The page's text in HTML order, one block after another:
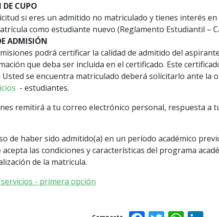
CUPO
si eres un admitido no matriculado y tienes interés
como estudiante nuevo (Reglamento Estudiantil –
ADMISIÓN
podrá certificar la calidad de admitido del
que deba ser incluida en el certificado. Este
se encuentra matriculado deberá solicitarlo ante la
- estudiantes.
remitirá a tu correo electrónico personal, respuesta a
de haber sido admitido(a) en un período académico
las condiciones y características del programa
de la matricula.
- primera opción